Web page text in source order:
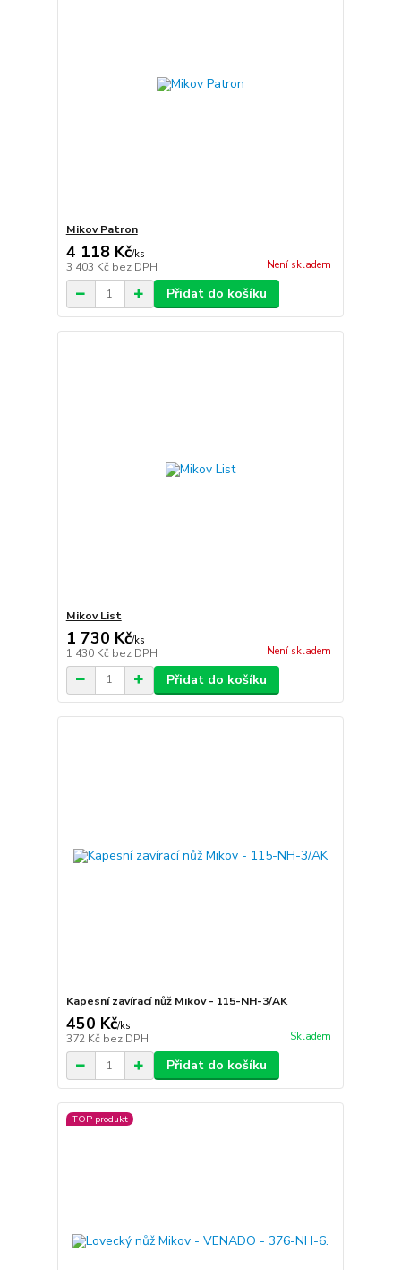
Mikov Patron
4 118 Kč/ks
3 403 Kč bez DPH Není skladem
Přidat do košíku
Mikov List
1 730 Kč/ks
1 430 Kč bez DPH Není skladem
Přidat do košíku
Kapesní zavírací nůž Mikov - 115-NH-3/AK
450 Kč/ks
372 Kč bez DPH Skladem
Přidat do košíku
TOP produkt